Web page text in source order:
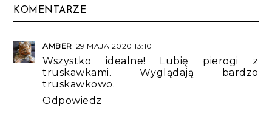
KOMENTARZE
AMBER 29 MAJA 2020 13:10
Wszystko idealne! Lubię pierogi z
truskawkami. Wyglądają bardzo
truskawkowo.
Odpowiedz